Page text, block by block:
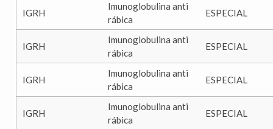
IGRH
Imunoglobulina anti
rábica
ESPECIAL
IGRH
Imunoglobulina anti
rábica
ESPECIAL
IGRH
Imunoglobulina anti
rábica
ESPECIAL
IGRH
Imunoglobulina anti
rábica
ESPECIAL